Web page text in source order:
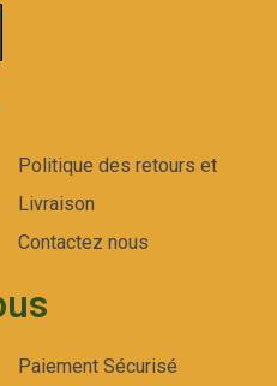
Politique des retours et
Livraison
Contactez nous
Paiement Sécurisé